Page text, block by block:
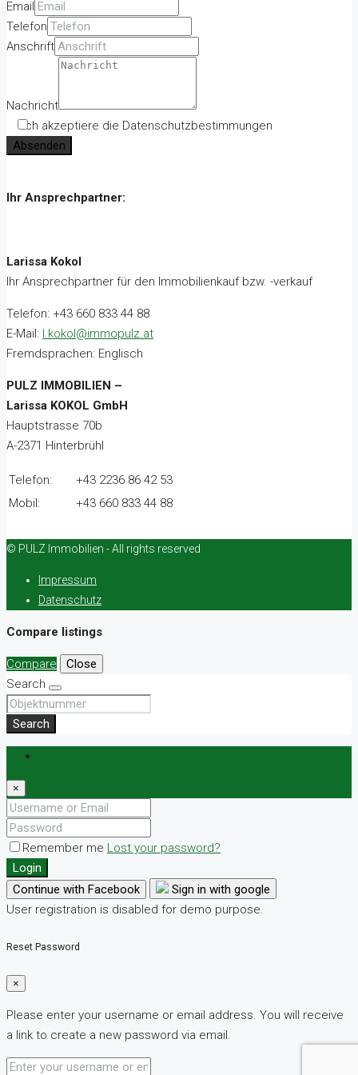
Email
Telefon
Anschrift
Nachricht
Ich akzeptiere die Datenschutzbestimmungen
Absenden
Ihr Ansprechpartner:
Larissa Kokol
Ihr Ansprechpartner für den Immobilienkauf bzw. -verkauf
Telefon: +43 660 833 44 88
E-Mail: l.kokol@immopulz.at
Fremdsprachen: Englisch
PULZ IMMOBILIEN –
Larissa KOKOL GmbH
Hauptstrasse 70b
A-2371 Hinterbrühl
Telefon:
+43 2236 86 42 53
Mobil:
+43 660 833 44 88
© PULZ Immobilien - All rights reserved
Impressum
Datenschutz
Compare listings
Compare
Close
Search
Search
×
Remember me Lost your password?
Login
Continue with Facebook
Sign in with google
User registration is disabled for demo purpose.
Reset Password
×
Please enter your username or email address. You will receive
a link to create a new password via email.